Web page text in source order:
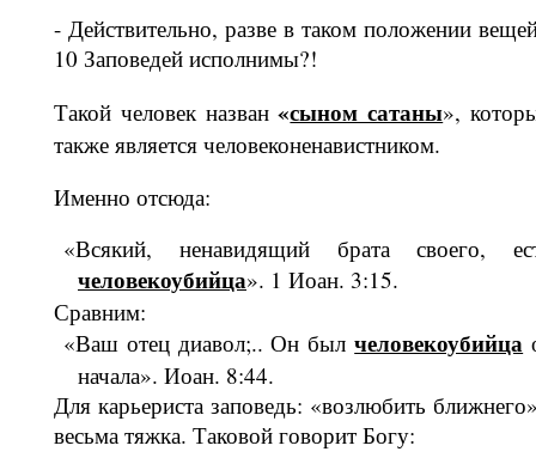
- Действительно, разве в таком поло­жении
10 Заповедей исполни­мы?!
Такой человек назван«сыном са­таны»,
также является чело­веконенавистником.
Именно отсюда:
«Всякий, ненавидящий брата своего,
человекоубийца». 1 Иоан. 3:15.
Сравним:
«Ваш отец диавол;.. Он былчело­векоубийца
начала». Иоан. 8:44.
Для карьериста заповедь: «возлюбить
весьма тяжка. Таковой гово­рит Богу: